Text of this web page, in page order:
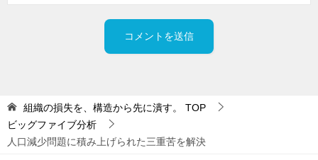
組織の損失を、構造から先に潰す。
TOP
ビッグファイブ分析
人口減少問題に積み上げられた三重苦を解決